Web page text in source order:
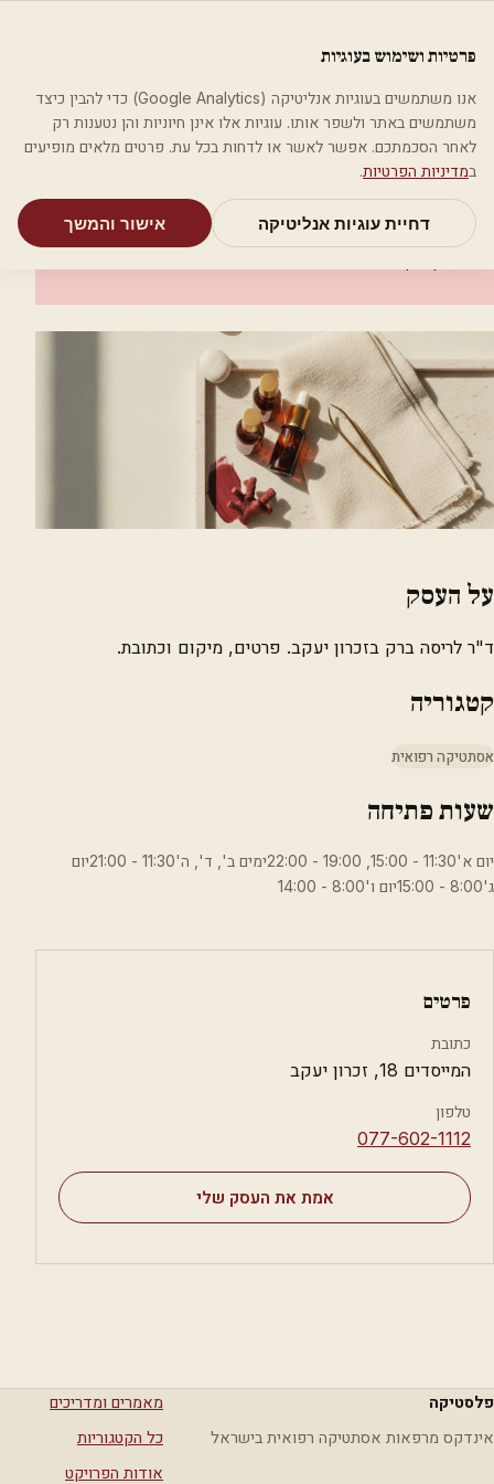
מאמריםקטגוריותחיפושאודות
בית קטגוריות אסתטיקה רפואית ד"ר לריסה ברק
אסתטיקה רפואית
ד"ר לריסה ברק
על העסק
ד"ר לריסה ברק בזכרון יעקב. פרטים, מיקום וכתובת.
קטגוריה
אסתטיקה רפואית
שעות פתיחה
יום א'11:30 - 15:00, 19:00 - 22:00ימים ב', ד', ה'11:30 - 21:00יום
ג'8:00 - 15:00יום ו'8:00 - 14:00
פרטים
כתובת
המייסדים 18, זכרון יעקב
טלפון
⁦077-602-1112⁩
אמת את העסק שלי
פלסטיקה
אינדקס מרפאות אסתטיקה רפואית בישראל
מאמרים ומדריכים
כל הקטגוריות
אודות הפרויקט
פרטיות ושימוש בעוגיות
אנו משתמשים בעוגיות אנליטיקה (Google Analytics) כדי להבין כיצד
משתמשים באתר ולשפר אותו. עוגיות אלו אינן חיוניות והן נטענות רק
לאחר הסכמתכם. אפשר לאשר או לדחות בכל עת. פרטים מלאים מופיעים
במדיניות הפרטיות.
דחיית עוגיות אנליטיקה אישור והמשך